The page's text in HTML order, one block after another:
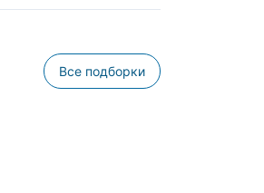
Все подборки